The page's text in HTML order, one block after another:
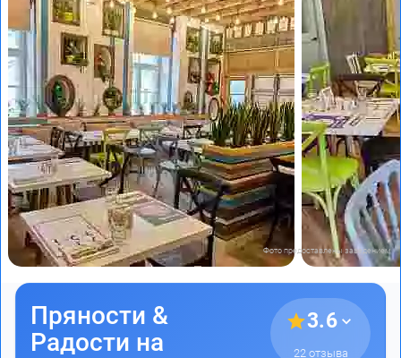
Фото предоставлены заведением
Пряности &
Радости на
3.6
22 отзыва